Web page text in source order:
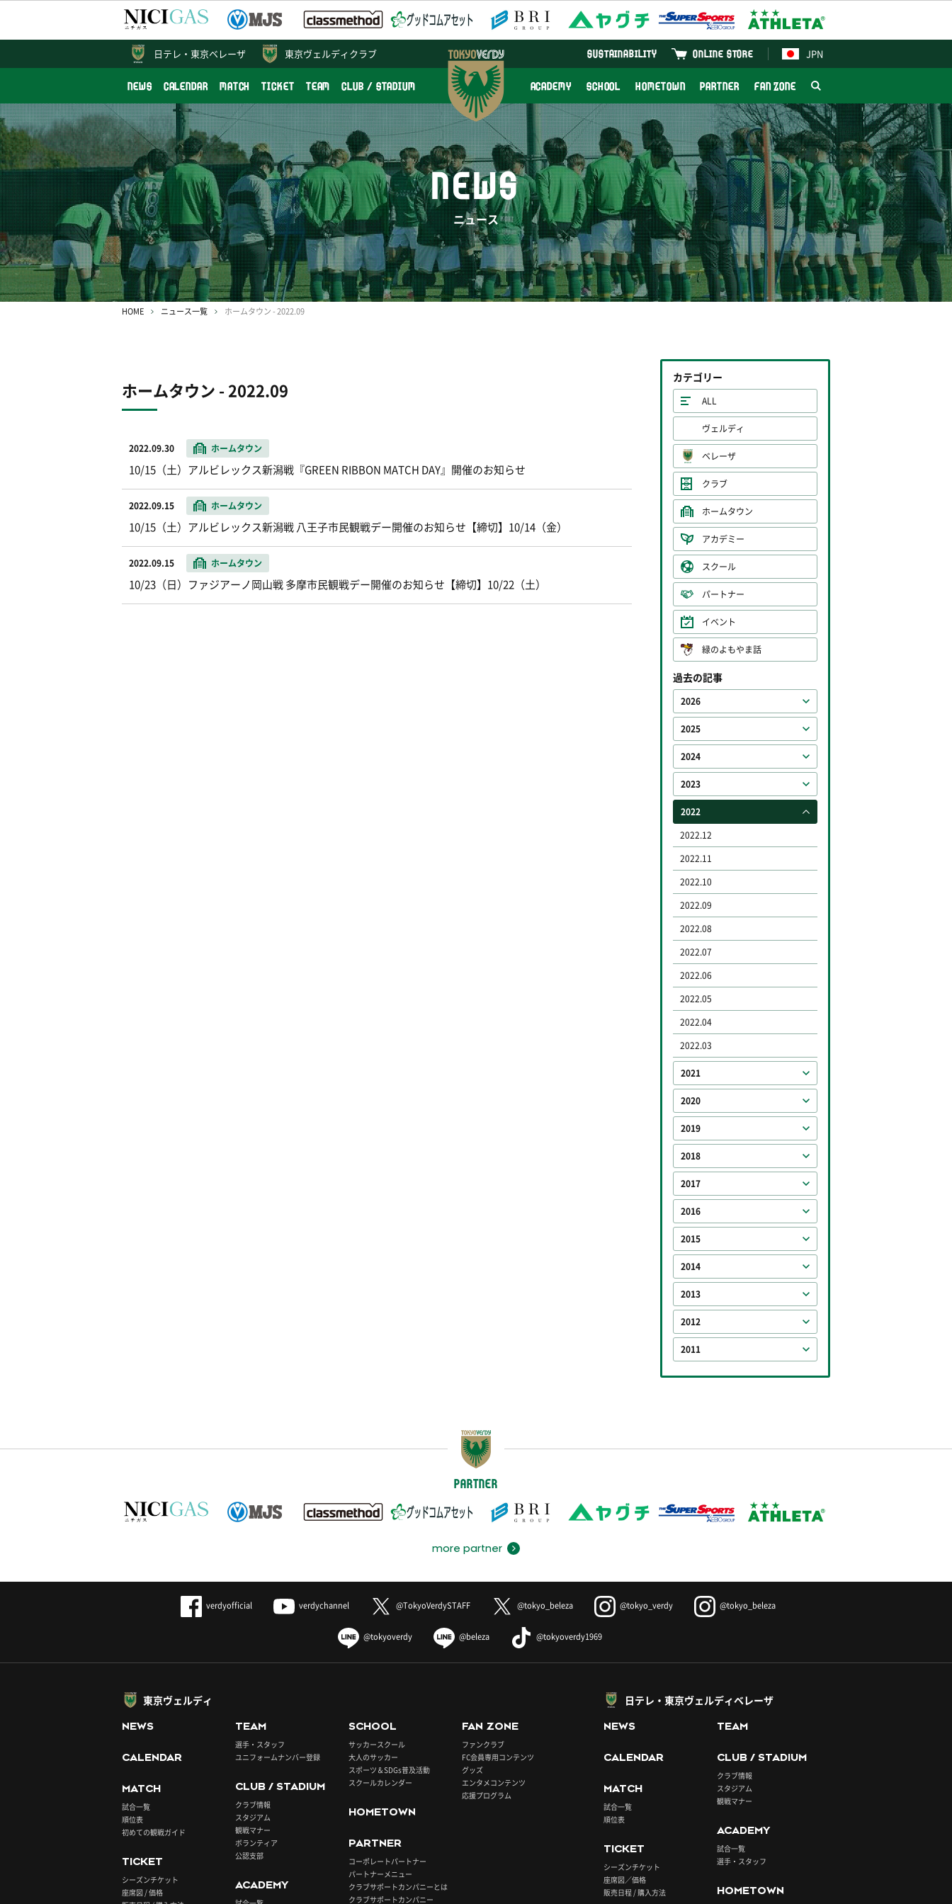
東京ヴェルディクラブ JPN
ONLINE STORE
SUSTAINABILITY
NEWS CALENDAR MATCH TICKET TEAM CLUB / STADIUM ACADEMY SCHOOL HOMETOWN PARTNER FAN ZONE
日テレ・ 東京ベレーザ
NEWS
ニュース
HOME ニュース一覧 ホームタウン - 2022.09
ホームタウン - 2022.09
2022.09.30 ホームタウン
10/15（土）アルビレックス新潟戦『GREEN RIBBON MATCH DAY』開催のお知らせ
2022.09.15 ホームタウン
10/15（土）アルビレックス新潟戦 八王子市民観戦デー開催のお知らせ【締切】10/14（金）
2022.09.15 ホームタウン
10/23（日）ファジアーノ岡山戦 多摩市民観戦デー開催のお知らせ【締切】10/22（土）
カテゴリー
ALL
ヴェルディ
ベレーザ
クラブ
ホームタウン
アカデミー
スクール
パートナー
イベント
緑のよもやま話
過去の記事
2026
2025
2024
2023
2022
2022.12
2022.11
2022.10
2022.09
2022.08
2022.07
2022.06
2022.05
2022.04
2022.03
2021
2020
2019
2018
2017
2016
2015
2014
2013
2012
2011
PARTNER
more partner
verdyofficial verdychannel @TokyoVerdySTAFF @tokyo_beleza @tokyo_verdy @tokyo_beleza
@tokyoverdy @beleza @tokyoverdy1969
東京ヴェルディ
NEWS
CALENDAR
MATCH
試合一覧
順位表
初めての観戦ガイド
TICKET
シーズンチケット
座席図 / 価格
TEAM
選手・スタッフ
ユニフォームナンバー登録
CLUB / STADIUM
クラブ情報
スタジアム
観戦マナー
ボランティア
公認支部
ACADEMY
SCHOOL
サッカースクール
大人のサッカー
スポーツ＆SDGs普及活動
スクールカレンダー
HOMETOWN
PARTNER
コーポレートパートナー
パートナーメニュー
クラブサポートカンパニーとは
クラブサポートカンパニー
FAN ZONE
ファンクラブ
FC会員専用コンテンツ
グッズ
エンタメコンテンツ
応援プログラム
日テレ・東京ヴェルディベレーザ
NEWS
CALENDAR
MATCH
試合一覧
順位表
TICKET
シーズンチケット
座席図／価格
販売日程 / 購入方法
TEAM
CLUB / STADIUM
クラブ情報
スタジアム
観戦マナー
ACADEMY
試合一覧
選手・スタッフ
HOMETOWN